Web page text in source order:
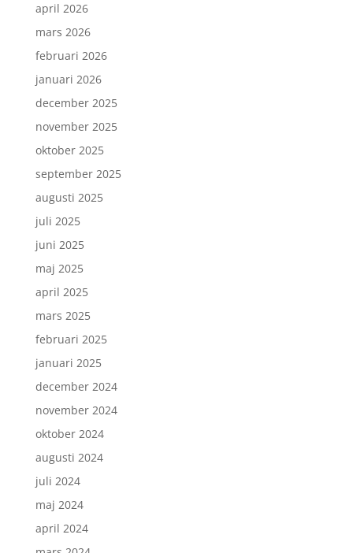
april 2026
mars 2026
februari 2026
januari 2026
december 2025
november 2025
oktober 2025
september 2025
augusti 2025
juli 2025
juni 2025
maj 2025
april 2025
mars 2025
februari 2025
januari 2025
december 2024
november 2024
oktober 2024
augusti 2024
juli 2024
maj 2024
april 2024